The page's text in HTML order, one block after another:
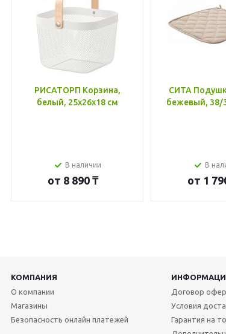
РИСАТОРП Корзина,
белый, 25x26x18 см
В наличии
от 8 890 ₸
СИТА
бежевый, 38/
В
от 1
КОМПАНИЯ
О компании
Магазины
Безопасность онлайн платежей
Договор
Условия
Гарантия на